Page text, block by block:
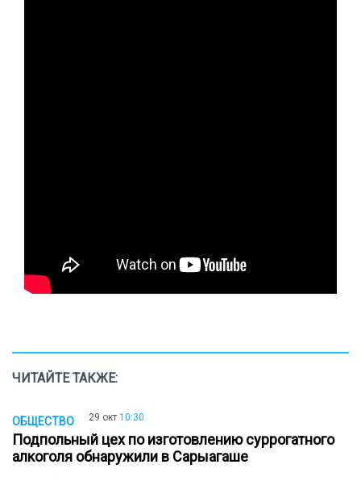
ЧИТАЙТЕ ТАКЖЕ:
ОБЩЕСТВО 29 окт 10:30
Подпольный цех по изготовлению суррогатного
алкоголя обнаружили в Сарыагаше